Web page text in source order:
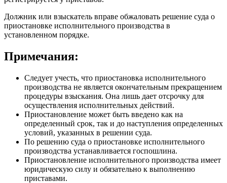
Должник или взыскатель вправе обжаловать решение суда о
приостановке исполнительного производства в
установленном порядке.
Примечания:
Следует учесть, что приостановка исполнительного
производства не является окончательным прекращением
процедуры взыскания. Она лишь дает отсрочку для
осуществления исполнительных действий.
Приостановление может быть введено как на
определенный срок, так и до наступления определенных
условий, указанных в решении суда.
По решению суда о приостановке исполнительного
производства устанавливается госпошлина.
Приостановление исполнительного производства имеет
юридическую силу и обязательно к выполнению
приставами.